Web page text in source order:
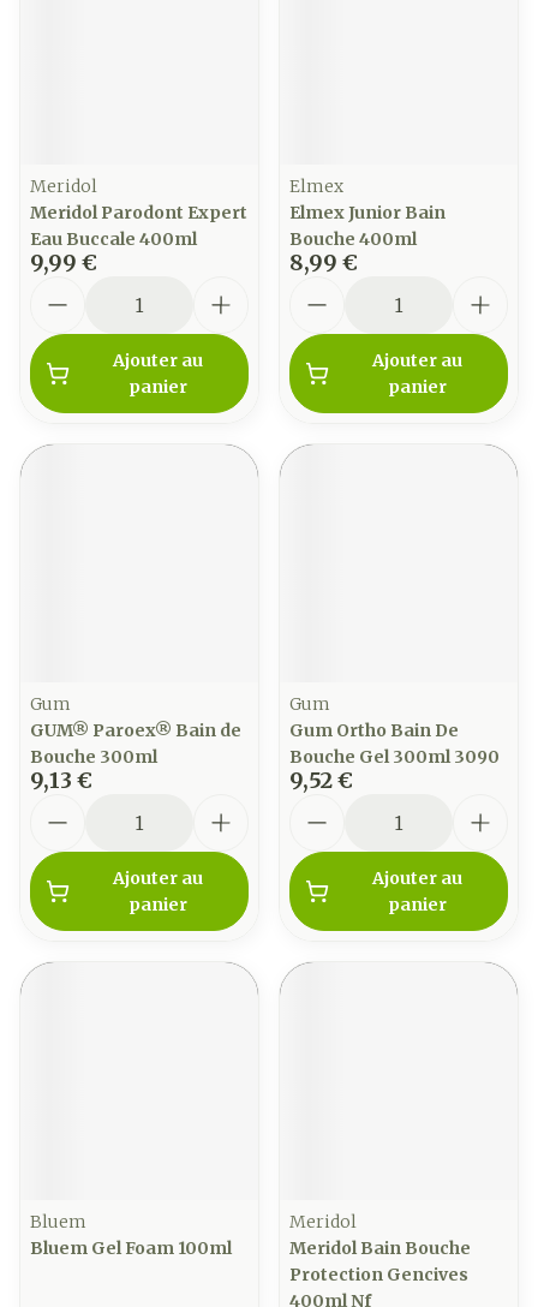
Meridol
Meridol Parodont Expert
Eau Buccale 400ml
9,99 €
Ajouter au
panier
Elmex
Elmex Junior Bain
Bouche 400ml
8,99 €
Ajouter au
panier
Gum
GUM® Paroex® Bain de
Bouche 300ml
9,13 €
Ajouter au
panier
Gum
Gum Ortho Bain De
Bouche Gel 300ml 3090
9,52 €
Ajouter au
panier
Bluem
Bluem Gel Foam 100ml
Meridol
Meridol Bain Bouche
Protection Gencives
400ml Nf